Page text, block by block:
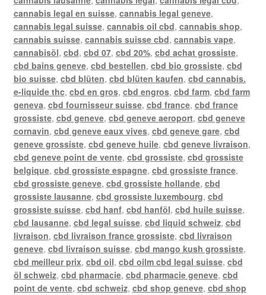
cannabis legal en suisse, cannabis legal geneve,
cannabis legal suisse, cannabis oil cbd, cannabis shop,
cannabis suisse, cannabis suisse cbd, cannabis vape,
cannabisöl, cbd, cbd 07, cbd 20%, cbd achat grossiste,
cbd bains geneve, cbd bestellen, cbd bio grossiste, cbd
bio suisse, cbd blüten, cbd blüten kaufen, cbd cannabis.
e-liquide thc, cbd en gros, cbd engros, cbd farm, cbd farm
geneva, cbd fournisseur suisse, cbd france, cbd france
grossiste, cbd geneve, cbd geneve aeroport, cbd geneve
cornavin, cbd geneve eaux vives, cbd geneve gare, cbd
geneve grossiste, cbd geneve huile, cbd geneve livraison,
cbd geneve point de vente, cbd grossiste, cbd grossiste
belgique, cbd grossiste espagne, cbd grossiste france,
cbd grossiste geneve, cbd grossiste hollande, cbd
grossiste lausanne, cbd grossiste luxembourg, cbd
grossiste suisse, cbd hanf, cbd hanföl, cbd huile suisse,
cbd lausanne, cbd legal suisse, cbd liquid schweiz, cbd
livraison, cbd livraison france grossiste, cbd livraison
geneve, cbd livraison suisse, cbd mango kush grossiste,
cbd meilleur prix, cbd oil, cbd oilm cbd legal suisse, cbd
öl schweiz, cbd pharmacie, cbd pharmacie geneve, cbd
point de vente, cbd schweiz, cbd shop geneve, cbd shop